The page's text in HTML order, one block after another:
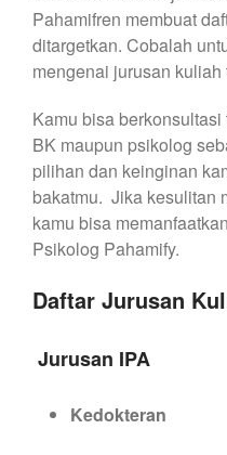
Pahamifren membuat
ditargetkan. Cobalah
mengenai jurusan kuliah
Kamu bisa
BK maupun psikolog
pilihan dan keinginan
bakatmu. Jika kesulitan
kamu bisa
Psikolog Pahamify.
Daftar Jurusan
Jurusan IPA
Kedokteran